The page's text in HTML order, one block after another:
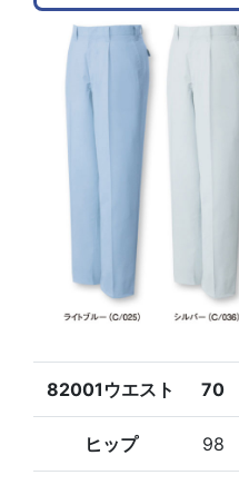
82001ウエスト 70
ヒップ 98